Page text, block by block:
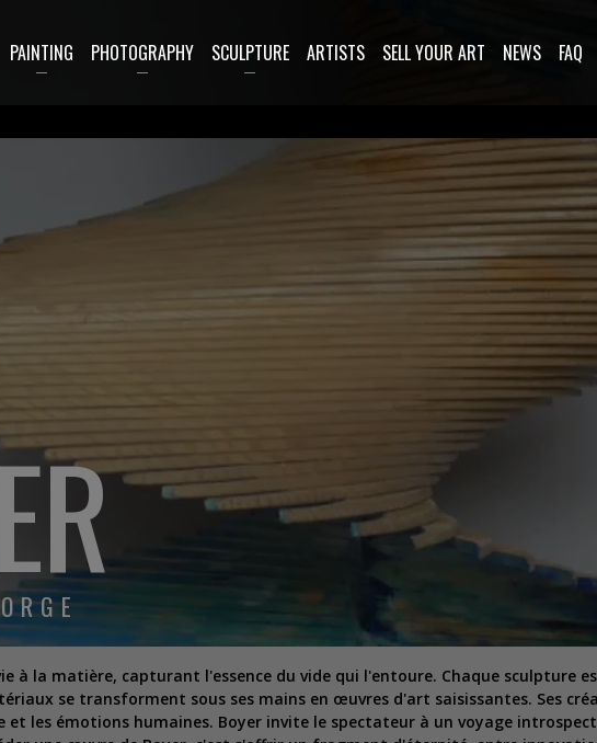
PAINTING PHOTOGRAPHY SCULPTURE ARTISTS SELL YOUR ART NEWS FAQ
à la matière, capturant l'essence du vide qui l'entoure. Chaque sculpture
se transforment sous ses mains en œuvres d'art saisissantes. Ses
et les émotions humaines. Boyer invite le spectateur à un voyage